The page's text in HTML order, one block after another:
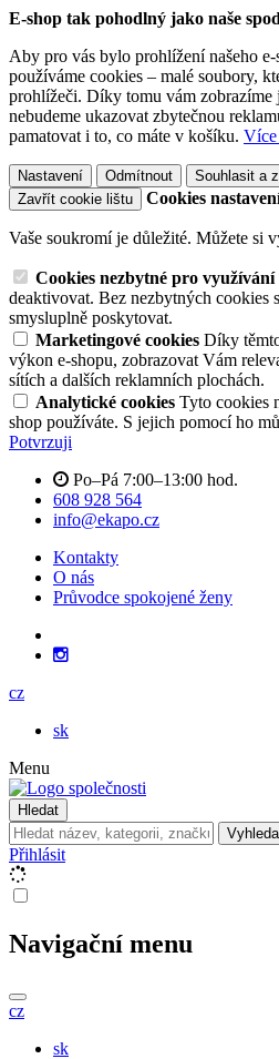
E-shop tak pohodlný jako naše
Aby pro vás bylo prohlížení našeho
používáme cookies – malé soubory,
prohlížeči. Díky tomu vám zobrazíme
nebudeme ukazovat zbytečnou
pamatovat i to, co máte v košíku.
Nastavení Odmítnout
Souhlasit a
Zavřít cookie lištu
Cookies
Vaše soukromí je důležité. Můžete si
Cookies nezbytné pro využívání
deaktivovat. Bez nezbytných cookies
smysluplně poskytovat.
Marketingové cookies Díky
výkon e-shopu, zobrazovat Vám
sítích a dalších reklamních plochách.
Analytické cookies Tyto cookies
shop používáte. S jejich pomocí ho
Potvrzuji
Po–Pá 7:00–13:00 hod.
608 928 564
info@ekapo.cz
Kontakty
O nás
Průvodce spokojené ženy
cz
sk
Menu
Hledat
Přihlásit
Navigační menu
cz
sk